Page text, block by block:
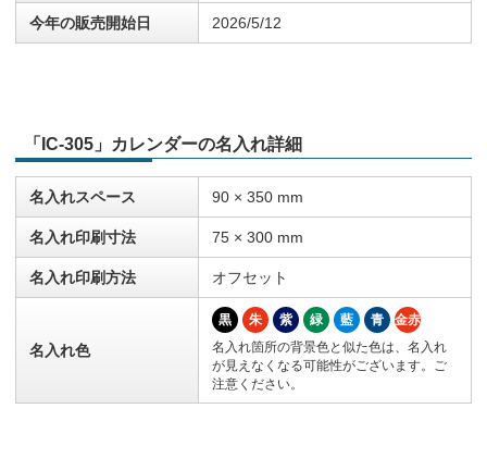
今年の販売開始日 2026/5/12
「IC-305」カレンダーの名入れ詳細
名入れスペース 90 × 350 mm
名入れ印刷寸法 75 × 300 mm
名入れ印刷方法 オフセット
名入れ色
黒 朱 紫 緑 藍 青
金赤
名入れ箇所の背景色と似た色は、名入れ
が見えなくなる可能性がございます。ご
注意ください。